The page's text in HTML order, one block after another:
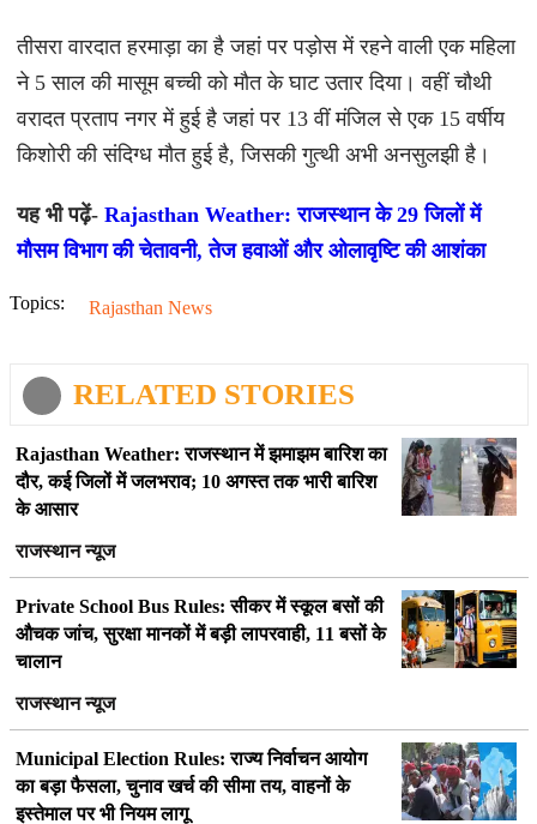
तीसरा वारदात हरमाड़ा का है जहां पर पड़ोस में रहने वाली एक महिला
ने 5 साल की मासूम बच्ची को मौत के घाट उतार दिया। वहीं चौथी
वरादत प्रताप नगर में हुई है जहां पर 13 वीं मंजिल से एक 15 वर्षीय
किशोरी की संदिग्ध मौत हुई है, जिसकी गुत्थी अभी अनसुलझी है।
यह भी पढ़ें- Rajasthan Weather: राजस्थान के 29 जिलों में
मौसम विभाग की चेतावनी, तेज हवाओं और ओलावृष्टि की आशंका
Topics: Rajasthan News
RELATED STORIES
Rajasthan Weather: राजस्थान में झमाझम बारिश का
दौर, कई जिलों में जलभराव; 10 अगस्त तक भारी बारिश
के आसार
राजस्थान न्यूज
Private School Bus Rules: सीकर में स्कूल बसों की
औचक जांच, सुरक्षा मानकों में बड़ी लापरवाही, 11 बसों के
चालान
राजस्थान न्यूज
Municipal Election Rules: राज्य निर्वाचन आयोग
का बड़ा फैसला, चुनाव खर्च की सीमा तय, वाहनों के
इस्तेमाल पर भी नियम लागू